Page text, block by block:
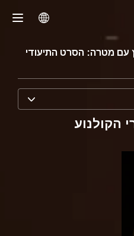
עם מטרה: הסרט התיעודי
הקולנוע